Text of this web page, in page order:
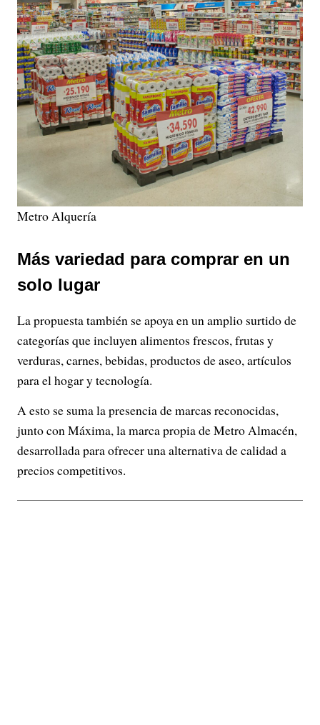
Metro Alquería
Más variedad para comprar en un
solo lugar
La propuesta también se apoya en un amplio surtido de
categorías que incluyen alimentos frescos, frutas y
verduras, carnes, bebidas, productos de aseo, artículos
para el hogar y tecnología.
A esto se suma la presencia de marcas reconocidas,
junto con Máxima, la marca propia de Metro Almacén,
desarrollada para ofrecer una alternativa de calidad a
precios competitivos.